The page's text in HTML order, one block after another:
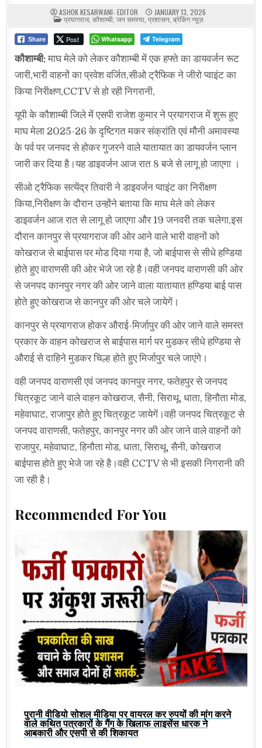
ASHOK KESARWANI- EDITOR JANUARY 13, 2026
POSTED
IN
प्रयागराज, कौशाम्बी, जन समस्या, प्रशासन,ब्रेकिंग न्यूज़
Share Post Whatsapp Telegram
कौशाम्बी:माघ मेले को लेकर कौशाम्बी में एक हफ्ते का डायवर्जन रूट
जारी,भारी वाहनों का प्रवेश वर्जित,सीओ ट्रैफिक ने जीरो प्वाइंट का
किया निरीक्षण,CCTV से हो रही निगरानी,
यूपी के कौशाम्बी जिले में एसपी राजेश कुमार ने प्रयागराज में शुरू हुए
माघ मेला 2025-26 के दृष्टिगत मकर संक्रांति एवं मौनी अमावस्या
के पर्व पर जनपद से होकर गुजरने वाले यातायात का डायवर्जन प्लान
जारी कर दिया है।यह डाइवर्जन आज रात 8 बजे से लागू हो जाएगा ।
सीओ ट्रैफिक सत्येंद्र तिवारी ने डाइवर्जन प्वाइंट का निरीक्षण
किया,निरीक्षण के दौरान उन्होंने बताया कि माघ मेले को लेकर
डाइवर्जन आज रात से लागू हो जाएगा और 19 जनवरी तक चलेगा,इस
दौरान कानपुर से प्रयागराज की ओर आने वाले भारी वाहनों को
कोखराज से बाईपास पर मोड दिया गया है, जो बाईपास से सीधे हण्डिया
होते हुए वाराणसी की ओर भेजे जा रहे है।वही जनपद वाराणसी की ओर
से जनपद कानपुर नगर की ओर जाने वाला यातायात हण्डिया बाई पास
होते हुए कोखराज से कानपुर की ओर चले जायेगें।
कानपुर से प्रयागराज होकर औराई-मिर्जापुर की ओर जाने वाले समस्त
प्रकार के वाहन कोखराज से बाईपास मार्ग पर मुडकर सीधे हण्डिया से
औराई से दाहिने मुडकर चिल्ह होते हुए मिर्जापुर चले जाएंगे।
वही जनपद वाराणसी एवं जनपद कानपुर नगर, फतेहपुर से जनपद
चित्रकूट जाने वाले वाहन कोखराज, सैनी, सिराथू, धाता, हिनौता मोड,
महेवाघाट, राजापुर होते हुए चित्रकूट जायेगें।वही जनपद चित्रकूट से
जनपद वाराणसी, फतेहपुर, कानपुर नगर की ओर जाने वाले वाहनों को
राजापुर, महेवाघाट, हिनौता मोड, धाता, सिराथू, सैनी, कोखराज
बाईपास होते हुए भेजे जा रहे है।वही CCTV से भी इसकी निगरानी की
जा रही है।
Recommended For You
पुरानी वीडियो सोशल मीडिया पर वायरल कर रुपयों की मांग करने
वाले कथित पत्रकारों के गैंग के खिलाफ लाइसेंस धारक ने
आबकारी और एसपी से की शिकायत